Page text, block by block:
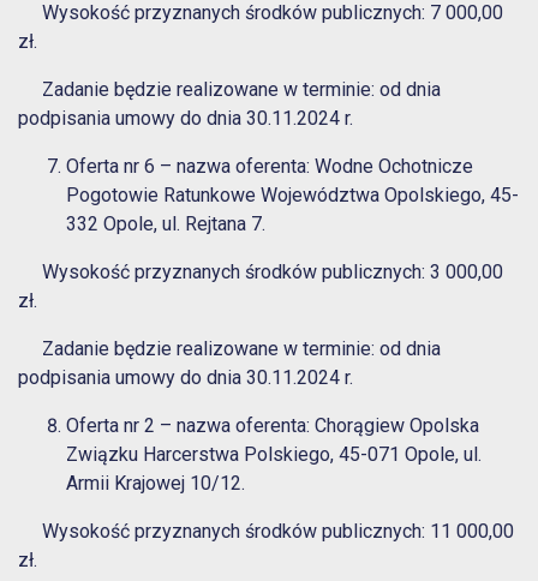
Wysokość przyznanych środków publicznych: 7 000,00
zł.
Zadanie będzie realizowane w terminie: od dnia
podpisania umowy do dnia 30.11.2024 r.
Oferta nr 6 – nazwa oferenta: Wodne Ochotnicze
Pogotowie Ratunkowe Województwa Opolskiego, 45-
332 Opole, ul. Rejtana 7.
Wysokość przyznanych środków publicznych: 3 000,00
zł.
Zadanie będzie realizowane w terminie: od dnia
podpisania umowy do dnia 30.11.2024 r.
Oferta nr 2 – nazwa oferenta: Chorągiew Opolska
Związku Harcerstwa Polskiego, 45-071 Opole, ul.
Armii Krajowej 10/12.
Wysokość przyznanych środków publicznych: 11 000,00
zł.